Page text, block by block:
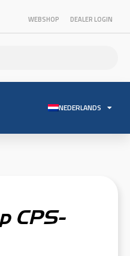
WEBSHOP DEALER LOGIN
NEDERLANDS
CPS-